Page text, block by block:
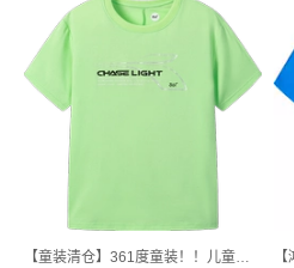
【童装清仓】361度童装！！儿童短袖t恤